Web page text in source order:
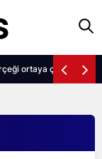
ortaya çıkardı